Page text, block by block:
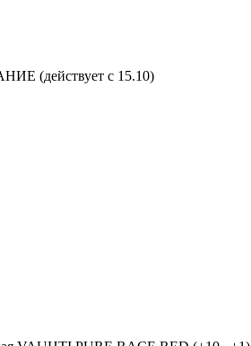
(действует с 15.10)